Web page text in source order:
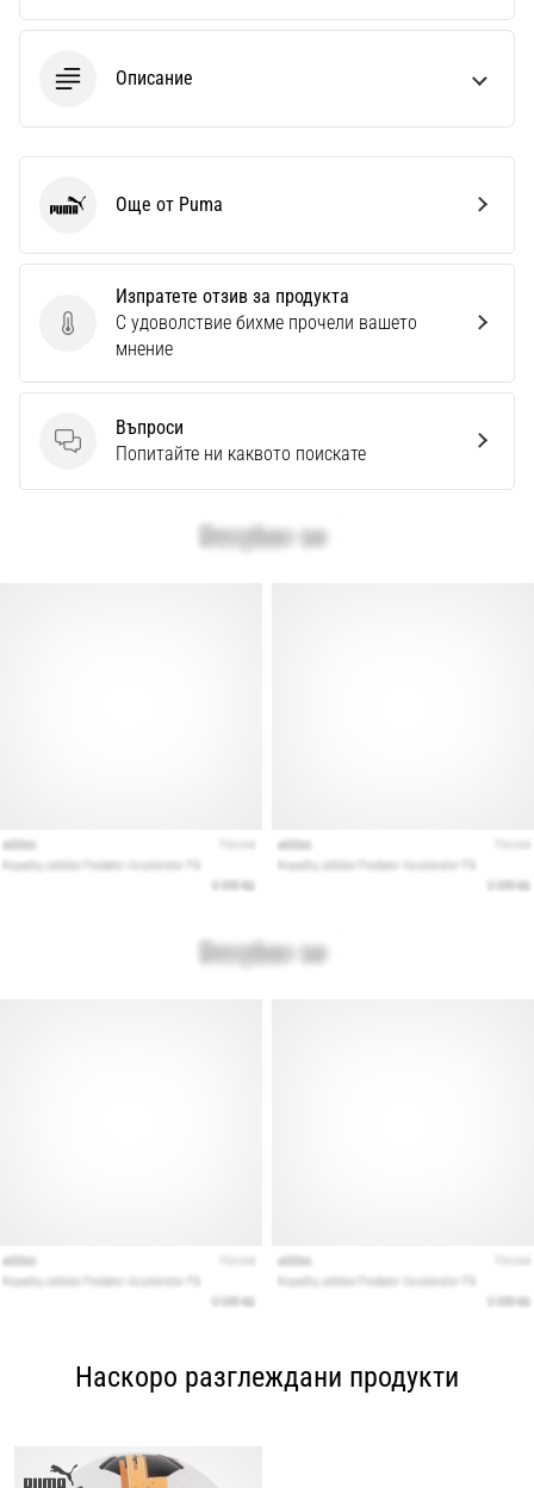
Описание
Изпратете отзив за продукта
Изпратете отзив за продукта
С удоволствие бихме прочели вашето
мнение
Въпроси
Въпроси
Попитайте ни каквото поискате
Puma Още от Puma
Наскоро разглеждани продукти